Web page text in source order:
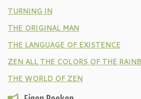
TURNING IN
THE ORIGINAL MAN
THE LANGUAGE OF EXISTENCE
ZEN ALL THE COLORS OF THE
THE WORLD OF ZEN